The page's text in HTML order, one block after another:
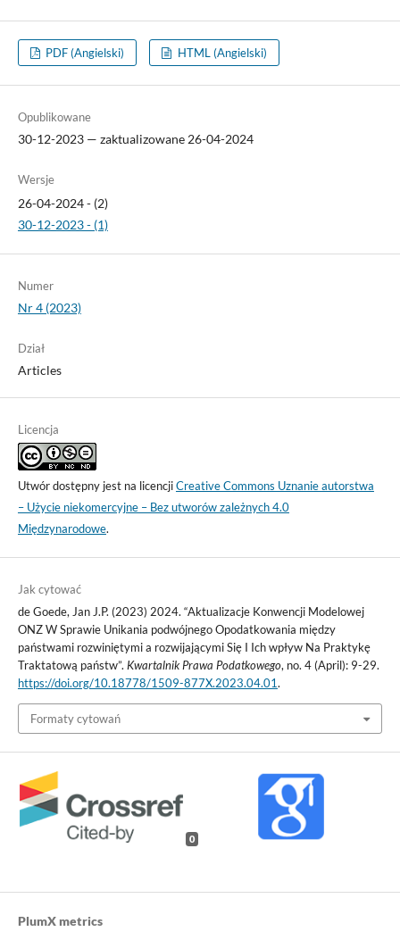
PDF (Angielski) HTML (Angielski)
Opublikowane
30-12-2023 — zaktualizowane 26-04-2024
Wersje
26-04-2024 - (2)
30-12-2023 - (1)
Numer
Nr 4 (2023)
Dział
Articles
Licencja
Utwór dostępny jest na licencjiCreative Commons Uznanie autorstwa
– Użycie niekomercyjne – Bez utworów zależnych 4.0
Międzynarodowe.
Jak cytować
de Goede, Jan J.P. (2023) 2024. “Aktualizacje Konwencji Modelowej
ONZ W Sprawie Unikania podwójnego Opodatkowania między
państwami rozwiniętymi a rozwijającymi Się I Ich wpływ Na Praktykę
Traktatową państw”. Kwartalnik Prawa Podatkowego, no. 4 (April): 9-29.
https://doi.org/10.18778/1509-877X.2023.04.01.
Formaty cytowań
0
PlumX metrics